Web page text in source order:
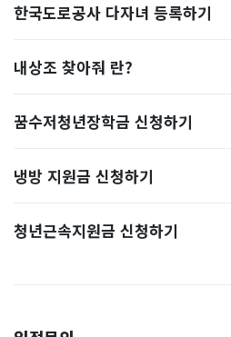
한국도로공사 다자녀 등록하기
내상조 찾아줘 란?
꿈수저청년장학금 신청하기
냉방 지원금 신청하기
청년근속지원금 신청하기